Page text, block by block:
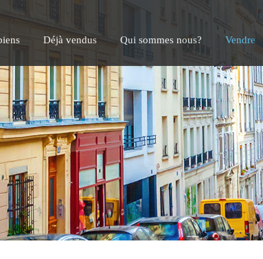
Déjà vendus Qui sommes nous? Vendre